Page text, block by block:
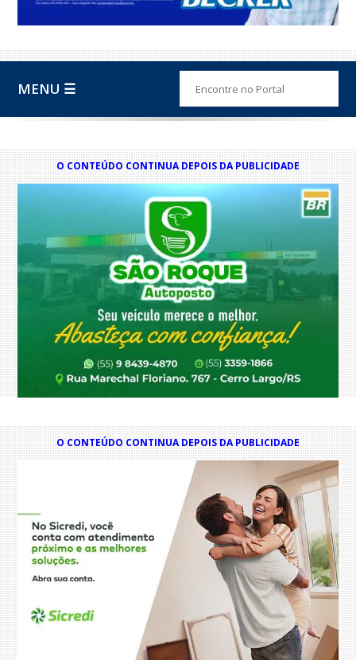
MENU ☰
O CONTEÚDO CONTINUA DEPOIS DA PUBLICIDADE
O CONTEÚDO CONTINUA DEPOIS DA PUBLICIDADE